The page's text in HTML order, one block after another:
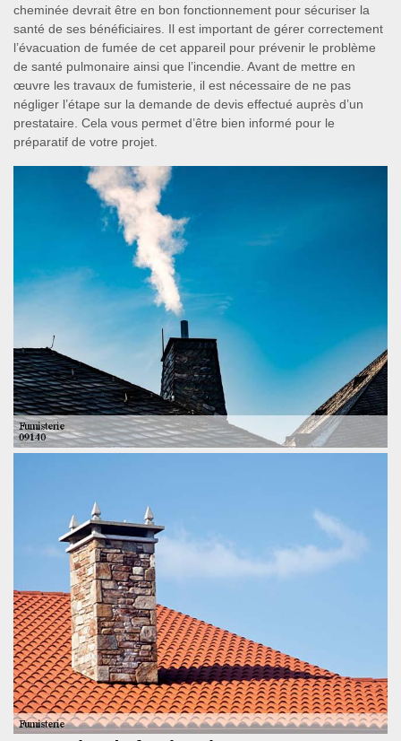
cheminée devrait être en bon fonctionnement pour sécuriser la
santé de ses bénéficiaires. Il est important de gérer correctement
l’évacuation de fumée de cet appareil pour prévenir le problème
de santé pulmonaire ainsi que l’incendie. Avant de mettre en
œuvre les travaux de fumisterie, il est nécessaire de ne pas
négliger l’étape sur la demande de devis effectué auprès d’un
prestataire. Cela vous permet d’être bien informé pour le
préparatif de votre projet.